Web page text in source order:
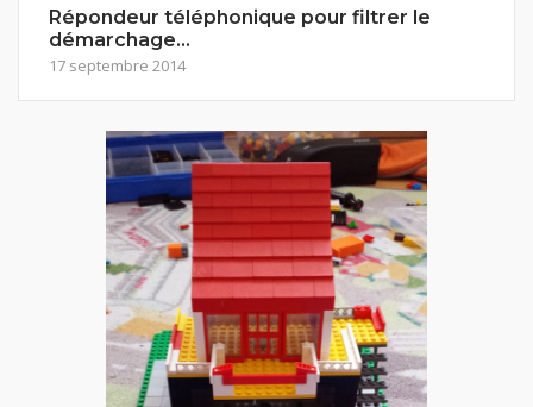
Répondeur téléphonique pour filtrer le
démarchage…
17 septembre 2014